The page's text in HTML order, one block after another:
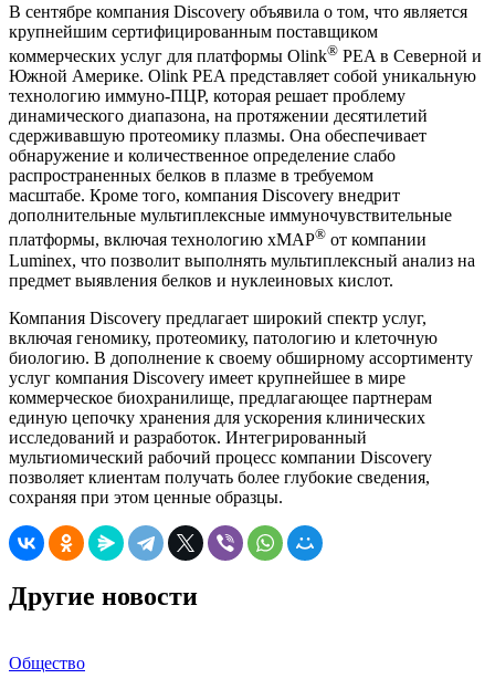
В сентябре компания Discovery объявила о том, что является
крупнейшим сертифицированным поставщиком
коммерческих услуг для платформы Olink® PEA в Северной и
Южной Америке. Olink PEA представляет собой уникальную
технологию иммуно-ПЦР, которая решает проблему
динамического диапазона, на протяжении десятилетий
сдерживавшую протеомику плазмы. Она обеспечивает
обнаружение и количественное определение слабо
распространенных белков в плазме в требуемом
масштабе. Кроме того, компания Discovery внедрит
дополнительные мультиплексные иммуночувствительные
платформы, включая технологию xMAP® от компании
Luminex, что позволит выполнять мультиплексный анализ на
предмет выявления белков и нуклеиновых кислот.
Компания Discovery предлагает широкий спектр услуг,
включая геномику, протеомику, патологию и клеточную
биологию. В дополнение к своему обширному ассортименту
услуг компания Discovery имеет крупнейшее в мире
коммерческое биохранилище, предлагающее партнерам
единую цепочку хранения для ускорения клинических
исследований и разработок. Интегрированный
мультиомический рабочий процесс компании Discovery
позволяет клиентам получать более глубокие сведения,
сохраняя при этом ценные образцы.
Другие новости
Общество